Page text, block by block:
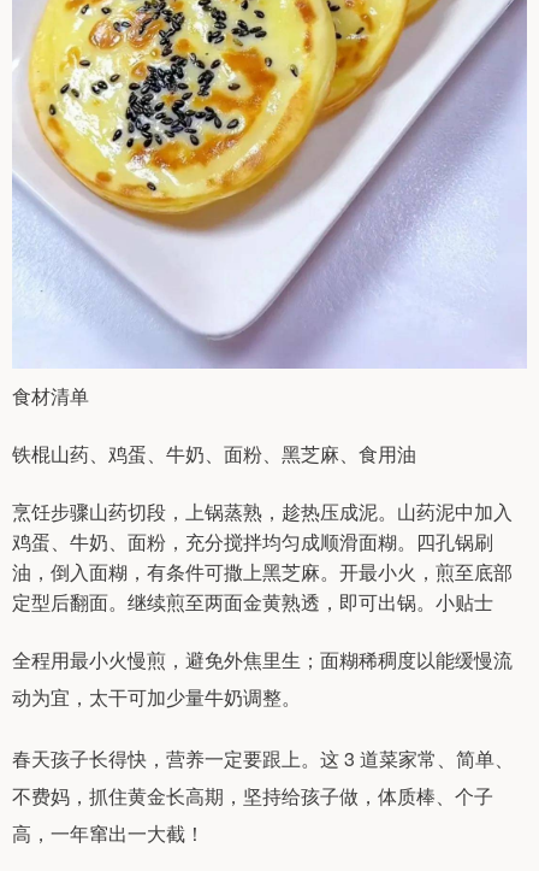
食材清单
铁棍山药、鸡蛋、牛奶、面粉、黑芝麻、食用油
烹饪步骤山药切段，上锅蒸熟，趁热压成泥。山药泥中加入
鸡蛋、牛奶、面粉，充分搅拌均匀成顺滑面糊。四孔锅刷
油，倒入面糊，有条件可撒上黑芝麻。开最小火，煎至底部
定型后翻面。继续煎至两面金黄熟透，即可出锅。小贴士
全程用最小火慢煎，避免外焦里生；面糊稀稠度以能缓慢流
动为宜，太干可加少量牛奶调整。
春天孩子长得快，营养一定要跟上。这 3 道菜家常、简单、
不费妈，抓住黄金长高期，坚持给孩子做，体质棒、个子
高，一年窜出一大截！